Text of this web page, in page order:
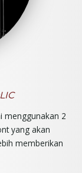
menggunakan 2
yang akan
memberikan